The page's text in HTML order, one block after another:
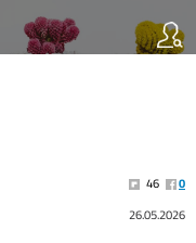
46
0
26.05.2026